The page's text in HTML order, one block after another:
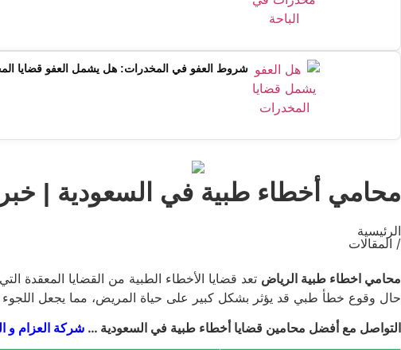
شروط العفو في المخدرات: هل يشمل العفو قضايا
محامي أخطاء طبية في السعودية |
الرئيسية
/ المقالات
محامي اخطاء طبية الرياض تعد قضايا الأخطاء الطبية من القضايا المعقدة
حال وقوع خطأ طبي قد يؤثر بشكل كبير على حياة المريض، مما يجعل
التواصل مع أفضل محامين قضايا أخطاء طبية في السعودية … شركة العزام و